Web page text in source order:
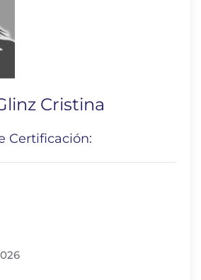
Cristina
Certificación: